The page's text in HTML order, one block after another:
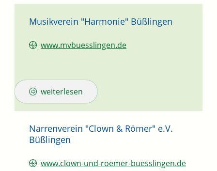
Musikverein "Harmonie" Büßlingen
www.mvbuesslingen.de
weiterlesen
Narrenverein "Clown & Römer" e.V.
Büßlingen
www.clown-und-roemer-buesslingen.de